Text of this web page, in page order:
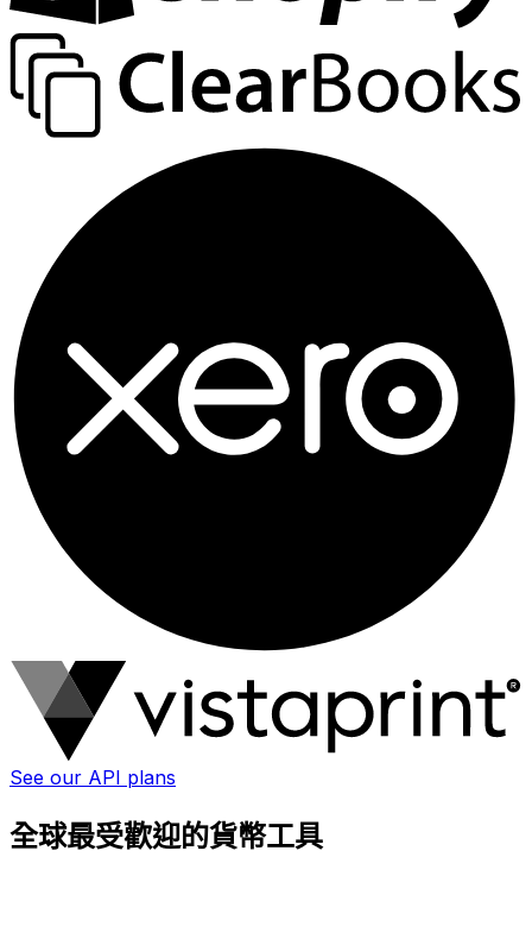
See our API plans
全球最受歡迎的貨幣工具